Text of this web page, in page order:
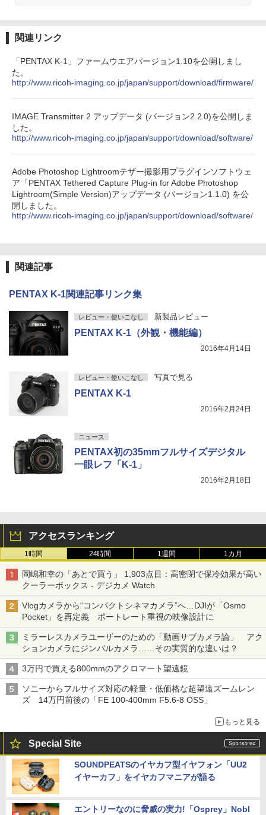
関連リンク
「PENTAX K-1」ファームウエアバージョン1.10を公開しまし
た。
http://www.ricoh-imaging.co.jp/japan/support/download/firmware/
IMAGE Transmitter 2 アップデータ (バージョン2.2.0)を公開しま
した。
http://www.ricoh-imaging.co.jp/japan/support/download/software/
Adobe Photoshop Lightroomテザー撮影用プラグインソフトウェ
ア「PENTAX Tethered Capture Plug-in for Adobe Photoshop
Lightroom(Simple Version)アップデータ (バージョン1.1.0) を公
開しました。
http://www.ricoh-imaging.co.jp/japan/support/download/software/
関連記事
PENTAX K-1関連記事リンク集
レビュー・使いこなし 新製品レビュー
PENTAX K-1（外観・機能編）
2016年4月14日
レビュー・使いこなし 写真で見る
PENTAX K-1
2016年2月24日
ニュース
PENTAX初の35mmフルサイズデジタル
一眼レフ「K-1」
2016年2月18日
アクセスランキング
1時間 24時間 1週間 1カ月
岡嶋和幸の「あとで買う」 1,903点目：高密閉で保冷効果が高い
クーラーボックス - デジカメ Watch
Vlogカメラから“コンパクトシネマカメラ”へ…DJIが「Osmo
Pocket」を再定義 ポートレート重視の映像設計に
ミラーレスカメラユーザーのための「動画サブカメラ論」 アク
ションカメラにジンバルカメラ……その実質的な違いは？
3万円で買える800mmのアクロマート望遠鏡
ソニーからフルサイズ対応の軽量・低価格な超望遠ズームレン
ズ 14万円前後の「FE 100-400mm F5.6-8 OSS」
もっと見る
Special Site
SOUNDPEATSのイヤカフ型イヤフォン「UU2
イヤーカフ」をイヤカフマニアが語る
エントリーなのに脅威の実力!「Osprey」Nobl